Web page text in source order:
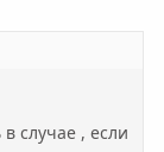
случае , если